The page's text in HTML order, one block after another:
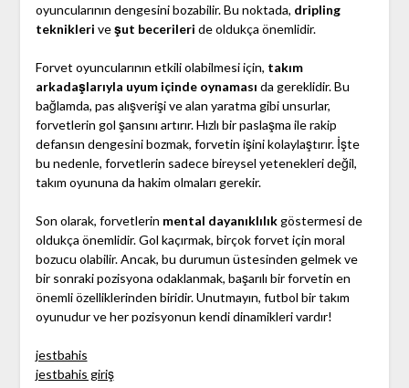
oyuncularının dengesini bozabilir. Bu noktada, dripling
teknikleri veşut becerileri de oldukça önemlidir.
Forvet oyuncularının etkili olabilmesi için, takım
arkadaşlarıyla uyum içinde oynaması da gereklidir. Bu
bağlamda, pas alışverişi ve alan yaratma gibi unsurlar,
forvetlerin gol şansını artırır. Hızlı bir paslaşma ile rakip
defansın dengesini bozmak, forvetin işini kolaylaştırır. İşte
bu nedenle, forvetlerin sadece bireysel yetenekleri değil,
takım oyununa da hakim olmaları gerekir.
Son olarak, forvetlerin mental dayanıklılıkgöstermesi de
oldukça önemlidir. Gol kaçırmak, birçok forvet için moral
bozucu olabilir. Ancak, bu durumun üstesinden gelmek ve
bir sonraki pozisyona odaklanmak, başarılı bir forvetin en
önemli özelliklerinden biridir. Unutmayın, futbol bir takım
oyunudur ve her pozisyonun kendi dinamikleri vardır!
jestbahis
jestbahis giriş